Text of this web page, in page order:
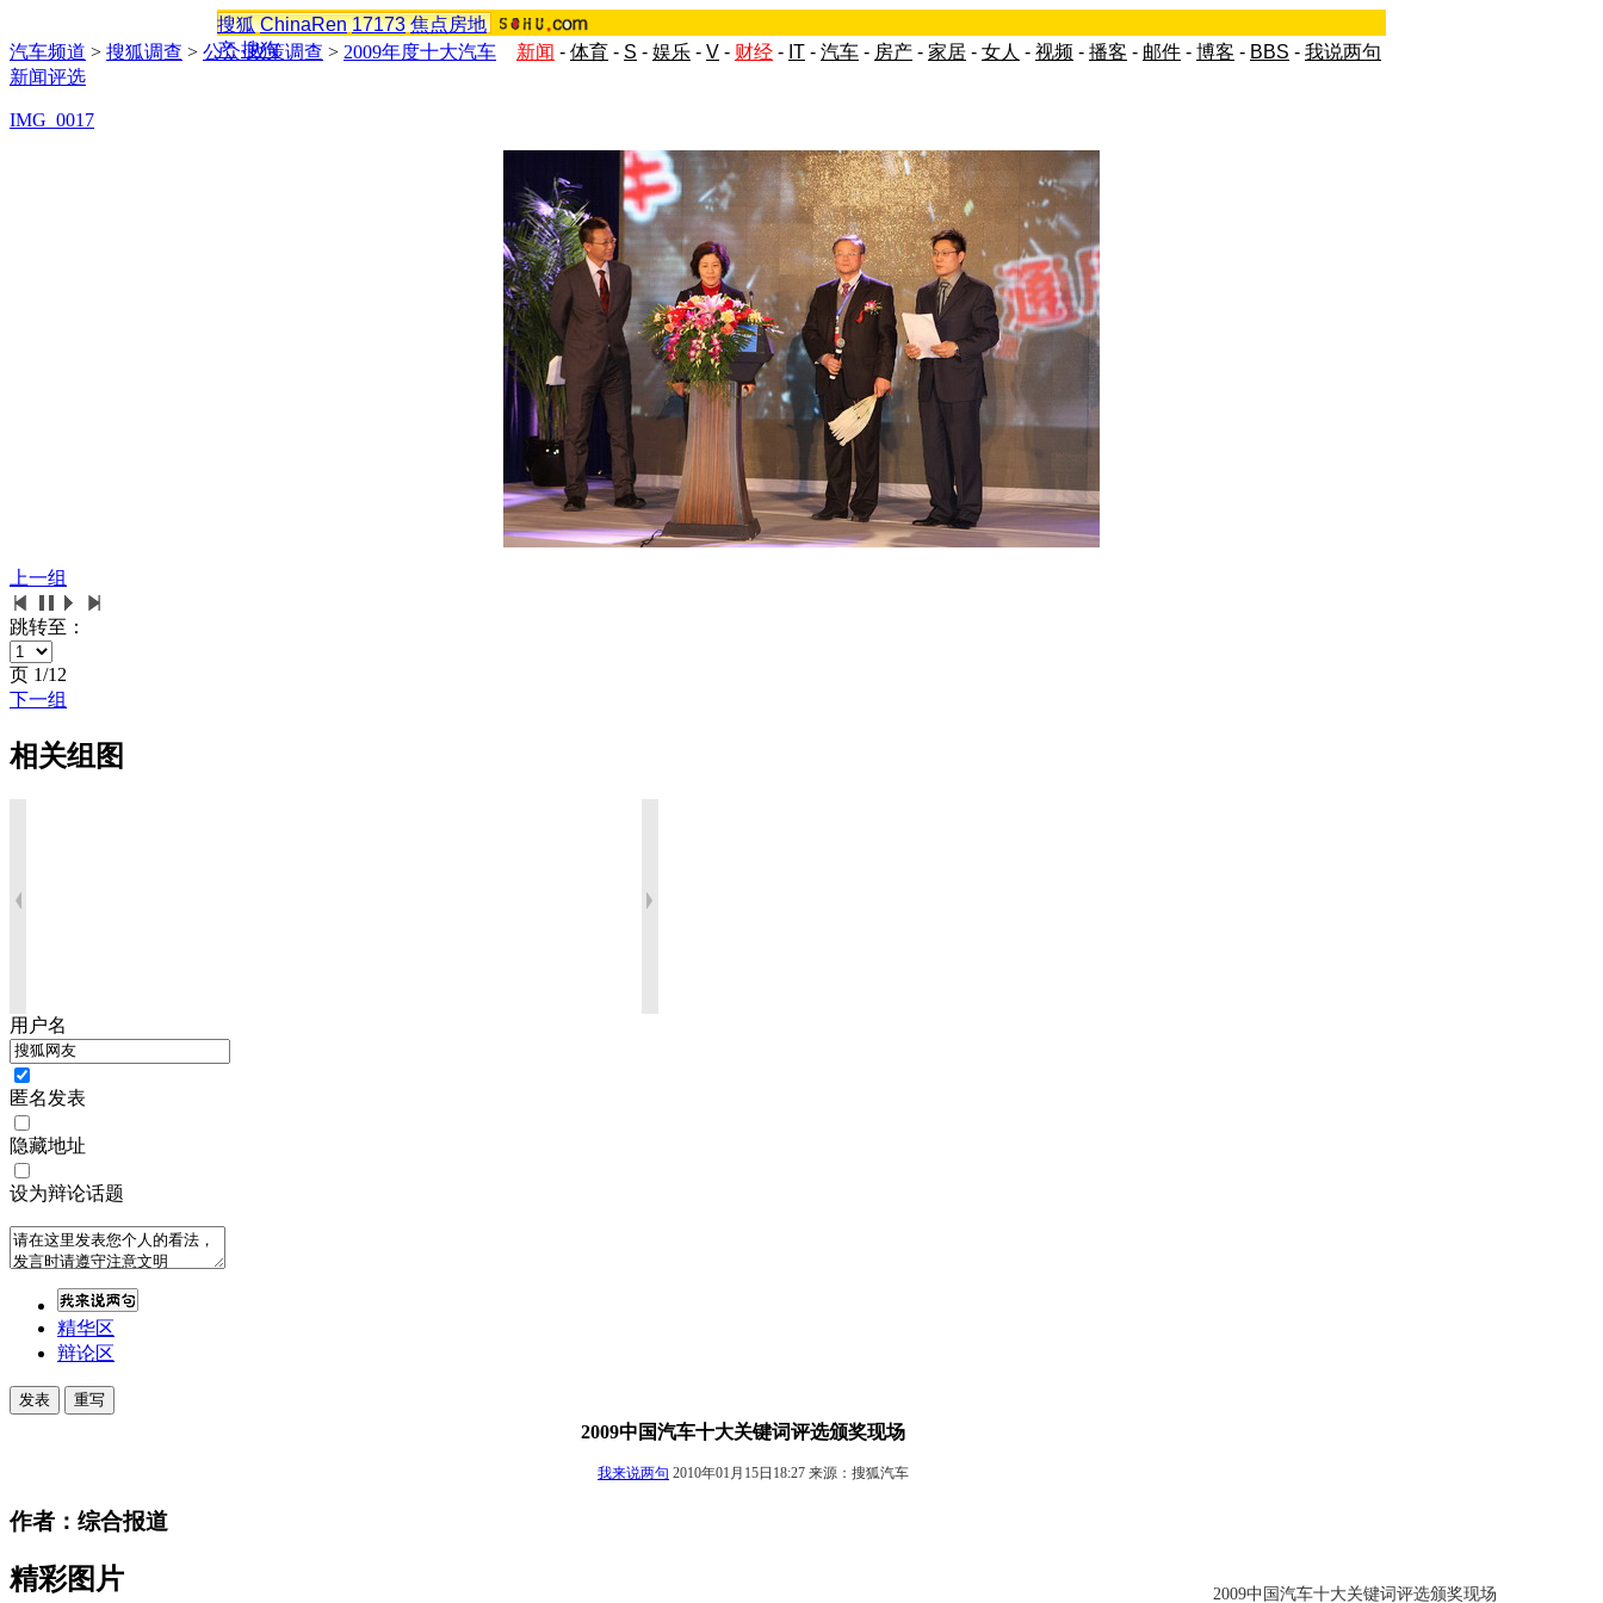
搜狐 ChinaRen 17173 焦点房地
产 搜狗 新闻 - 体育 - S - 娱乐 - V - 财经 - IT - 汽车 - 房产 - 家居 - 女人 - 视频 - 播客 - 邮件 - 博客 - BBS - 我说两句
汽车频道 > 搜狐调查 > 公众·政策调查 > 2009年度十大汽车
新闻评选
IMG_0017
上一组
跳转至：
页 1/12
下一组
相关组图
用户名
匿名发表
隐藏地址
设为辩论话题
精华区
辩论区
2009中国汽车十大关键词评选颁奖现场
我来说两句 2010年01月15日18:27 来源：搜狐汽车
作者：综合报道
2009中国汽车十大关键词评选颁奖现场
精彩图片